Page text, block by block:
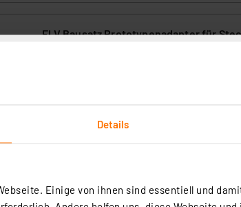
Details
Einige von ihnen sind essentiell und
ELV Bausatz Prototypenadapter für
Prototypen-Adapter-Reihe ein und bietet